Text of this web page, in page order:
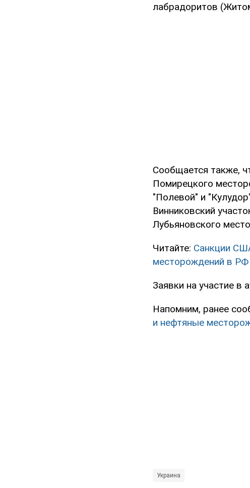
лабрадоритов
Сообщается также,
Помирецкого
"Полевой" и
Винниковский
Лубьяновского
Читайте: Санкции
месторождений в РФ
Заявки на участие в
Напомним, ранее
и нефтяные
Украина